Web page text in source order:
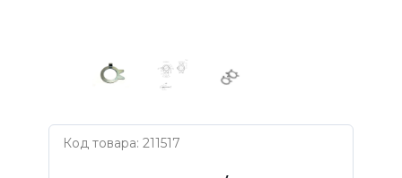
Код товара: 211517